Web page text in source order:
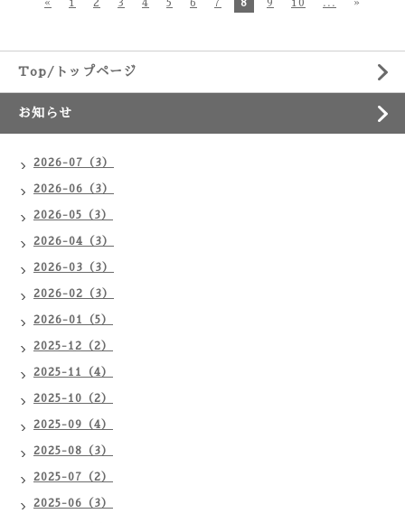
« 1 2 3 4 5 6 7 8 9 10 ... »
Top/トップページ
お知らせ
2026-07（3）
2026-06（3）
2026-05（3）
2026-04（3）
2026-03（3）
2026-02（3）
2026-01（5）
2025-12（2）
2025-11（4）
2025-10（2）
2025-09（4）
2025-08（3）
2025-07（2）
2025-06（3）